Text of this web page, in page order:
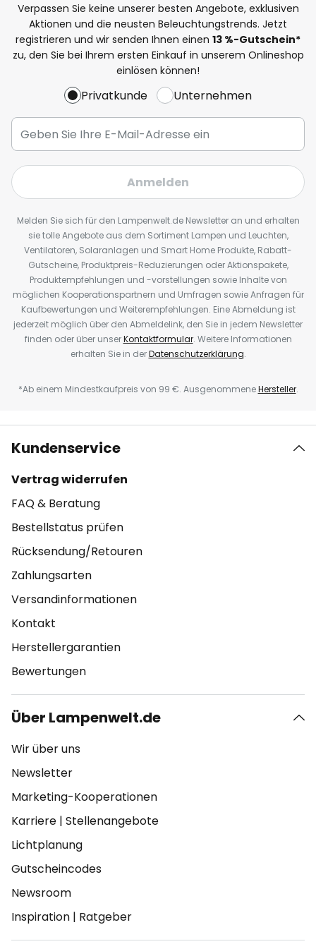
Verpassen Sie keine unserer besten Angebote, exklusiven
Aktionen und die neusten Beleuchtungstrends. Jetzt
registrieren und wir senden Ihnen einen 13 %-Gutschein*
zu, den Sie bei Ihrem ersten Einkauf in unserem Onlineshop
einlösen können!
Privatkunde Unternehmen
Anmelden
Melden Sie sich für den Lampenwelt.de Newsletter an und erhalten
sie tolle Angebote aus dem Sortiment Lampen und Leuchten,
Ventilatoren, Solaranlagen und Smart Home Produkte, Rabatt-
Gutscheine, Produktpreis-Reduzierungen oder Aktionspakete,
Produktempfehlungen und -vorstellungen sowie Inhalte von
möglichen Kooperationspartnern und Umfragen sowie Anfragen für
Kaufbewertungen und Weiterempfehlungen. Eine Abmeldung ist
jederzeit möglich über den Abmeldelink, den Sie in jedem Newsletter
finden oder über unserKontaktformular. Weitere Informationen
erhalten Sie in derDatenschutzerklärung.
*Ab einem Mindestkaufpreis von 99 €. AusgenommeneHersteller.
Kundenservice
Vertrag widerrufen
FAQ & Beratung
Bestellstatus prüfen
Rücksendung/Retouren
Zahlungsarten
Versandinformationen
Kontakt
Herstellergarantien
Bewertungen
Über Lampenwelt.de
Wir über uns
Newsletter
Marketing-Kooperationen
Karriere | Stellenangebote
Lichtplanung
Gutscheincodes
Newsroom
Inspiration | Ratgeber